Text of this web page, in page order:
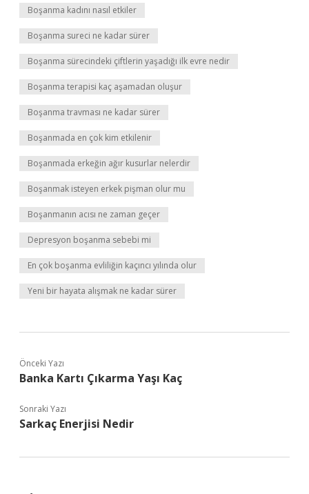
Boşanma kadını nasıl etkiler
Boşanma sureci ne kadar sürer
Boşanma sürecindeki çiftlerin yaşadığı ilk evre nedir
Boşanma terapisi kaç aşamadan oluşur
Boşanma travması ne kadar sürer
Boşanmada en çok kim etkilenir
Boşanmada erkeğin ağır kusurlar nelerdir
Boşanmak isteyen erkek pişman olur mu
Boşanmanın acısı ne zaman geçer
Depresyon boşanma sebebi mi
En çok boşanma evliliğin kaçıncı yılında olur
Yeni bir hayata alışmak ne kadar sürer
Önceki Yazı
Banka Kartı Çıkarma Yaşı Kaç
Sonraki Yazı
Sarkaç Enerjisi Nedir